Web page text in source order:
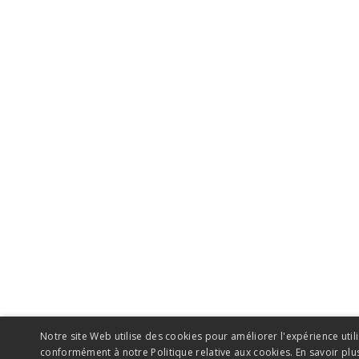
Notre site Web utilise des cookies pour améliorer l'expérience
conformément à notre Politique relative aux cookies. En savoir